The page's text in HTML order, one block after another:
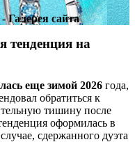
- Галерея сайта
тенденция на
еще зимой 2026 года,
обратиться к
тишину после
оформилась в
сдержанного дуэта